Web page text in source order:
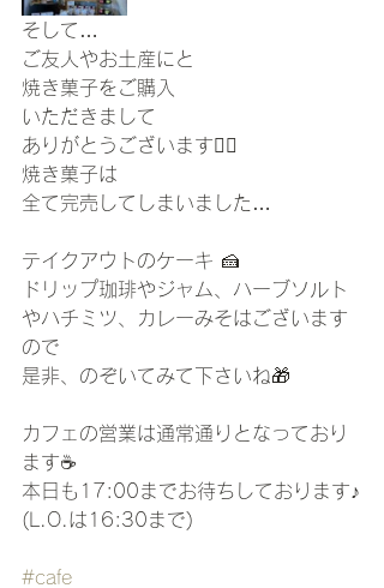
そして…
ご友人やお土産にと
焼き菓子をご購入
いただきまして
ありがとうございます🙇‍♀️
焼き菓子は
全て完売してしまいました…
テイクアウトのケーキ 🍰
ドリップ珈琲やジャム、ハーブソルト
やハチミツ、カレーみそはございます
ので
是非、のぞいてみて下さいね🎁
カフェの営業は通常通りとなっており
ます☕️
本日も17:00までお待ちしております♪
(L.O.は16:30まで)
#cafe